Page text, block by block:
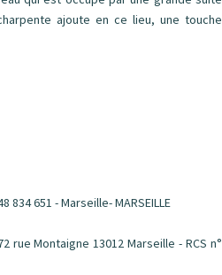
ajoute en ce lieu, une touche
834 651 - Marseille- MARSEILLE
rue Montaigne 13012 Marseille - RCS n°